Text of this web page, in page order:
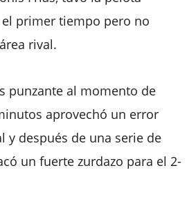
primer tiempo pero no
rival.
punzante al momento de
aprovechó un error
y después de una serie de
un fuerte zurdazo para el 2-